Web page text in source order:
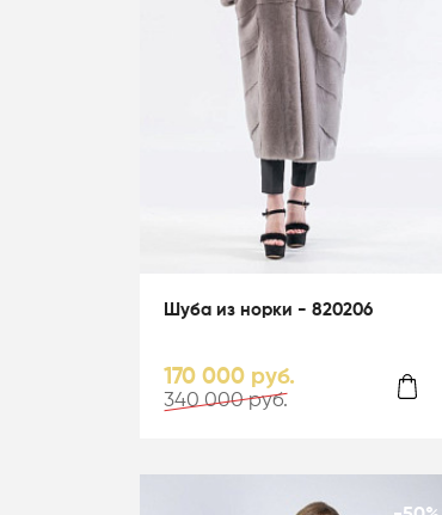
Шуба из норки - 820206
170 000 руб.
340 000 руб.